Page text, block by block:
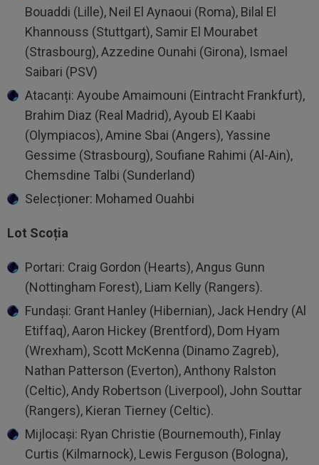
Bouaddi (Lille), Neil El Aynaoui (Roma), Bilal El
Khannouss (Stuttgart), Samir El Mourabet
(Strasbourg), Azzedine Ounahi (Girona), Ismael
Saibari (PSV)
Atacanți: Ayoube Amaimouni (Eintracht Frankfurt),
Brahim Diaz (Real Madrid), Ayoub El Kaabi
(Olympiacos), Amine Sbai (Angers), Yassine
Gessime (Strasbourg), Soufiane Rahimi (Al-Ain),
Chemsdine Talbi (Sunderland)
Selecționer: Mohamed Ouahbi
Lot Scoția
Portari: Craig Gordon (Hearts), Angus Gunn
(Nottingham Forest), Liam Kelly (Rangers).
Fundași: Grant Hanley (Hibernian), Jack Hendry (Al
Etiffaq), Aaron Hickey (Brentford), Dom Hyam
(Wrexham), Scott McKenna (Dinamo Zagreb),
Nathan Patterson (Everton), Anthony Ralston
(Celtic), Andy Robertson (Liverpool), John Souttar
(Rangers), Kieran Tierney (Celtic).
Mijlocași: Ryan Christie (Bournemouth), Finlay
Curtis (Kilmarnock), Lewis Ferguson (Bologna),